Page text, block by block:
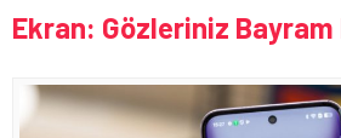
Ekran: Gözleriniz